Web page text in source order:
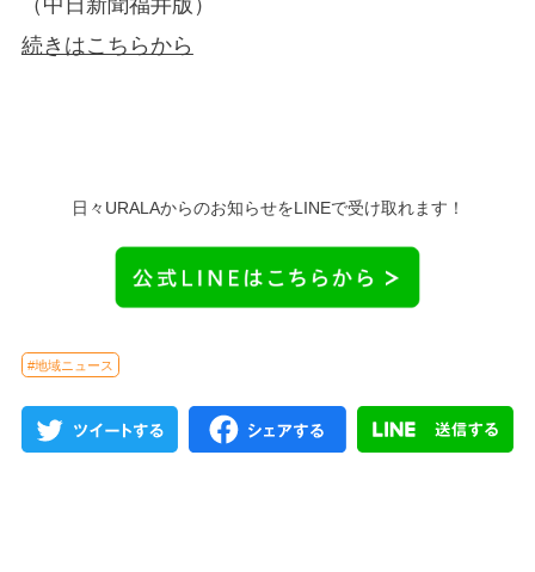
（中日新聞福井版）
続きはこちらから
日々URALAからのお知らせをLINEで受け取れます！
#地域ニュース